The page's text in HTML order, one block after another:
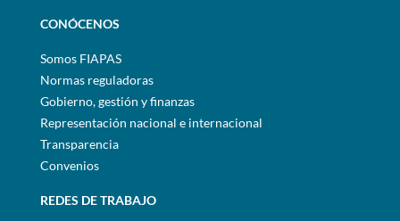
CONÓCENOS
Somos FIAPAS
Normas reguladoras
Gobierno, gestión y finanzas
Representación nacional e internacional
Transparencia
Convenios
REDES DE TRABAJO